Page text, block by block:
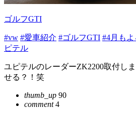
ゴルフGTI
#vw #愛車紹介 #ゴルフGTI #4月も
ピテル
ユピテルのレーダーZK2200取付し
せる？！笑
thumb_up 90
comment4